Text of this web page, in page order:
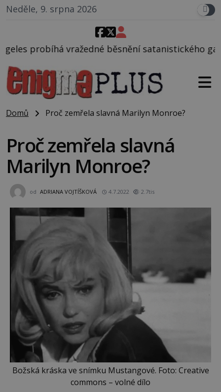
Neděle, 9. srpna 2026
běsnění satanistického gangu vedeného
Domů Proč zemřela slavná Marilyn Monroe?
Proč zemřela slavná
Marilyn Monroe?
od ADRIANA VOJTÍŠKOVÁ 4.7.2022 2.7tis
Božská kráska ve snímku Mustangové. Foto: Creative
commons – volné dílo